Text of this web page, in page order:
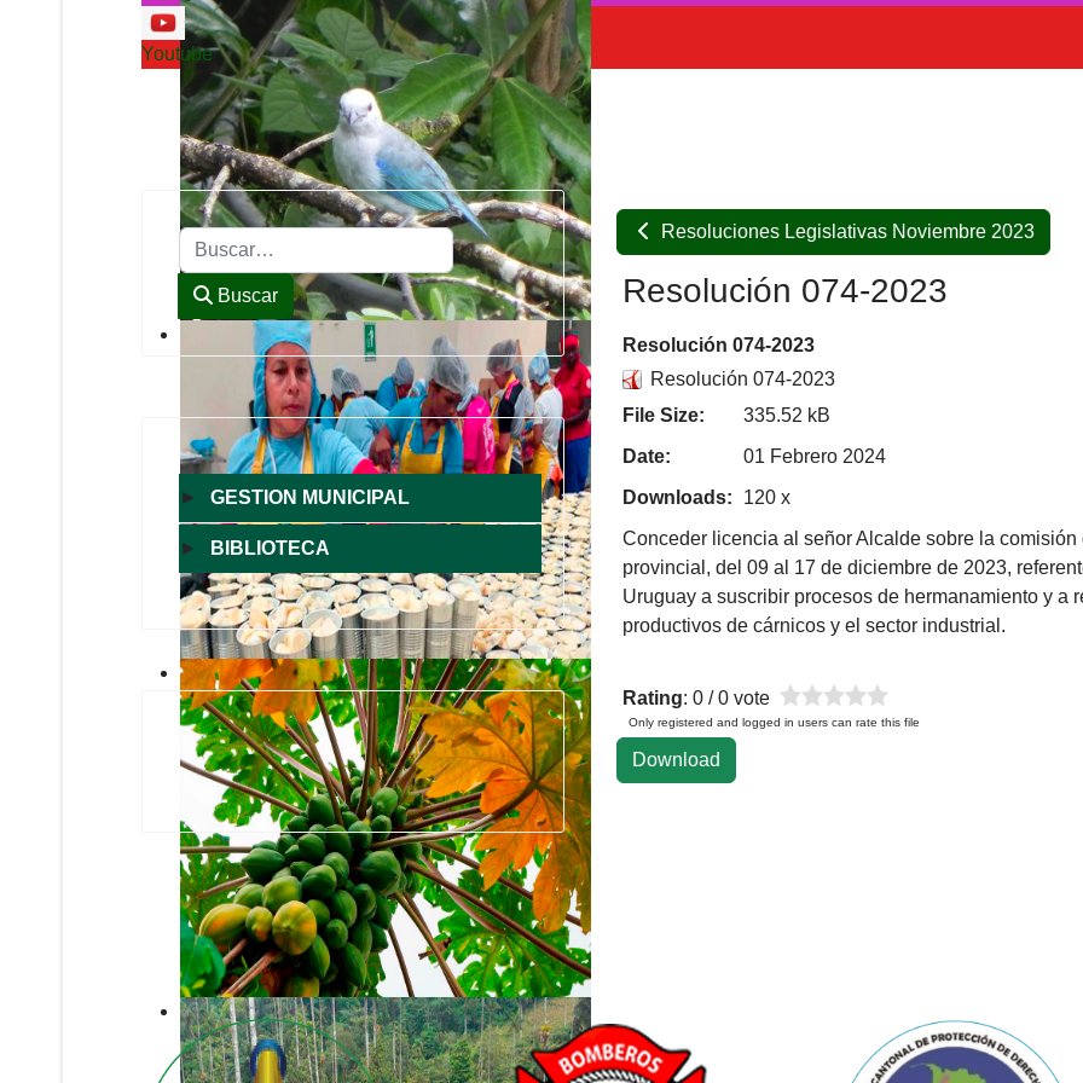
Youtube
Buscar
Buscar
► GESTION MUNICIPAL
► BIBLIOTECA
Resoluciones Legislativas Noviembre 2023
Resolución 074-2023
Resolución 074-2023
Resolución 074-2023
File Size:
335.52 kB
Date:
01 Febrero 2024
Downloads:
120 x
Conceder licencia al señor Alcalde sobre la
provincial, del 09 al 17 de diciembre de 2023,
Uruguay a suscribir procesos de hermanamiento y a
productivos de cárnicos y el sector industrial.
Rating: 0 / 0 vote
Only registered and logged in users can rate this file